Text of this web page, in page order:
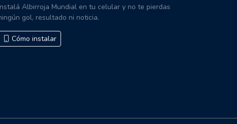
Albirroja Mundial en tu celular y no te pierdas
gol, resultado ni noticia.
Cómo instalar